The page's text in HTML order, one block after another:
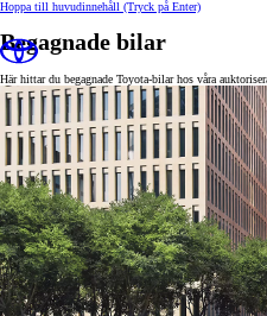
Hoppa till huvudinnehåll (Tryck på Enter)
Begagnade bilar
Här hittar du begagnade Toyota-bilar hos våra